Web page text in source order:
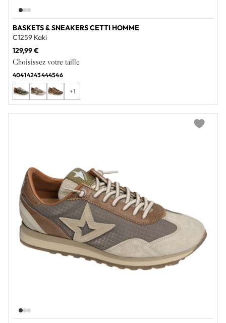
BASKETS & SNEAKERS CETTI HOMME
C1259 Kaki
129,99 €
Choisissez votre taille
40414243444546
+1